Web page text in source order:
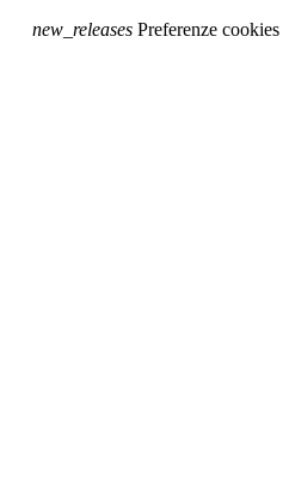
new_releases Preferenze cookies